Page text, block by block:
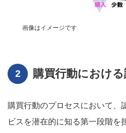
画像はイメージです
購買行動におけ
購買行動のプロセスにおいて、
ビスを潜在的に知る第一段階を